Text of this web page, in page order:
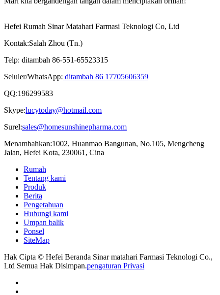
Hefei Rumah Sinar Matahari Farmasi Teknologi Co, Ltd
Kontak:Salah Zhou (Tn.)
Telp: ditambah 86-551-65523315
Seluler/WhatsApp: ditambah 86 17705606359
QQ:196299583
Skype:lucytoday@hotmail.com
Surel:sales@homesunshinepharma.com
Menambahkan:1002, Huanmao Bangunan, No.105, Mengcheng
Jalan, Hefei Kota, 230061, Cina
Rumah
Tentang kami
Produk
Berita
Pengetahuan
Hubungi kami
Umpan balik
Ponsel
SiteMap
Hak Cipta © Hefei Beranda Sinar matahari Farmasi Teknologi Co.,
Ltd Semua Hak Disimpan.pengaturan Privasi